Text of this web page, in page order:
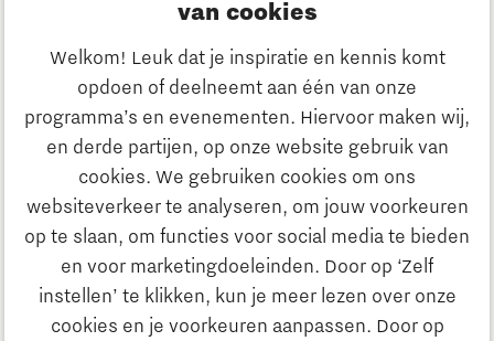
van cookies
Welkom! Leuk dat je inspiratie en kennis komt
opdoen of deelneemt aan één van onze
programma’s en evenementen. Hiervoor maken wij,
en derde partijen, op onze website gebruik van
cookies. We gebruiken cookies om ons
websiteverkeer te analyseren, om jouw voorkeuren
op te slaan, om functies voor social media te bieden
en voor marketingdoeleinden. Door op ‘Zelf
instellen’ te klikken, kun je meer lezen over onze
cookies en je voorkeuren aanpassen. Door op
Digital City Program at Den Bosch Data
Nieuws 1 minuten leestijd
Kick-off JPI CoNECT project: May 2022
Nieuws 2 minuten leestijd